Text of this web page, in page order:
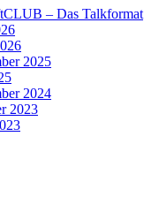
– Das Talkformat
2025
2024
2023